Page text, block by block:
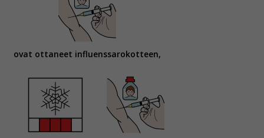
ovat ottaneet influenssarokotteen,